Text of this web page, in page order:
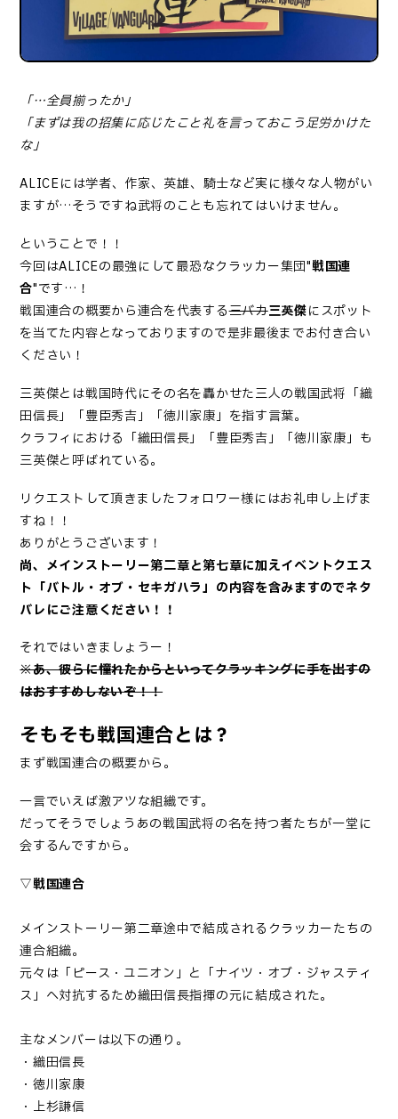
「…全員揃ったか」
「まずは我の招集に応じたこと礼を言っておこう足労かけた
な」
ALICEには学者、作家、英雄、騎士など実に様々な人物がい
ますが…そうですね武将のことも忘れてはいけません。
ということで！！
今回はALICEの最強にして最恐なクラッカー集団"戦国連
合"です…！
戦国連合の概要から連合を代表する三バカ三英傑にスポット
を当てた内容となっておりますので是非最後までお付き合い
ください！
三英傑とは戦国時代にその名を轟かせた三人の戦国武将「織
田信長」「豊臣秀吉」「徳川家康」を指す言葉。
クラフィにおける「織田信長」「豊臣秀吉」「徳川家康」も
三英傑と呼ばれている。
リクエストして頂きましたフォロワー様にはお礼申し上げま
すね！！
ありがとうございます！
尚、メインストーリー第二章と第七章に加えイベントクエス
ト「バトル・オブ・セキガハラ」の内容を含みますのでネタ
バレにご注意ください！！
それではいきましょうー！
※あ、彼らに憧れたからといってクラッキングに手を出すの
はおすすめしないぞ！！
そもそも戦国連合とは？
まず戦国連合の概要から。
一言でいえば激アツな組織です。
だってそうでしょうあの戦国武将の名を持つ者たちが一堂に
会するんですから。
▽戦国連合
メインストーリー第二章途中で結成されるクラッカーたちの
連合組織。
元々は「ピース・ユニオン」と「ナイツ・オブ・ジャスティ
ス」へ対抗するため織田信長指揮の元に結成された。
主なメンバーは以下の通り。
・織田信長
・徳川家康
・上杉謙信